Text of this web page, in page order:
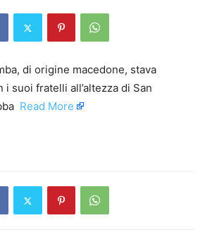
di origine macedone, stava
suoi fratelli all’altezza di San
Read More